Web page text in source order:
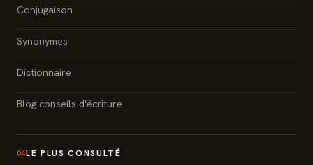
Conjugaison
Synonymes
Dictionnaire
Blog conseils d'écriture
04LE PLUS CONSULTÉ